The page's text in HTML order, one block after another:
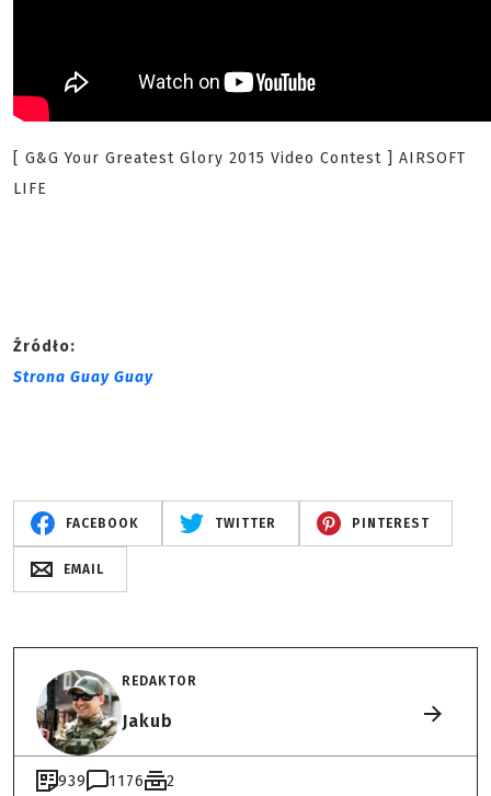
[ G&G Your Greatest Glory 2015 Video Contest ] AIRSOFT
LIFE
Źródło:
Strona Guay Guay
FACEBOOK TWITTER PINTEREST
EMAIL
REDAKTOR
Jakub
939 1176 2